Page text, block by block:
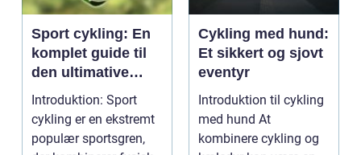
Sport cykling: En
komplet guide til
den ultimative
træningsoplevelse
Introduktion: Sport
cykling er en ekstremt
populær sportsgren,
Cykling med hund:
Et sikkert og sjovt
eventyr
Introduktion til cykling
med hund At
kombinere cykling og